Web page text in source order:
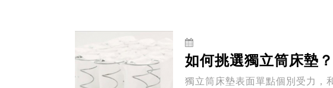
如何挑選獨立筒床墊？
獨立筒床墊表面單點個別受力，